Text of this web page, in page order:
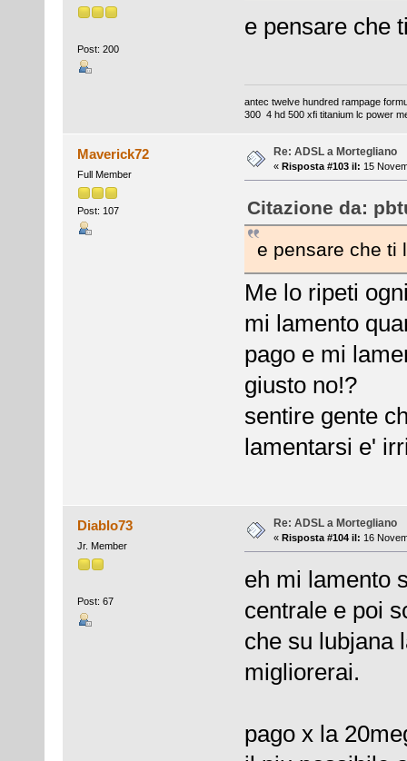
Post: 200
e pensare che
antec twelve hundred rampage
300 4 hd 500 xfi titanium lc power
Maverick72
Full Member
Post: 107
Re: ADSL a Mortegliano
« Risposta #103 il: 15
Citazione da:
e pensare che
Me lo ripeti
mi lamento
pago e mi
giusto no!?
sentire gente
lamentarsi e'
Diablo73
Jr. Member
Post: 67
Re: ADSL a Mortegliano
« Risposta #104 il: 16
eh mi lamento
centrale e poi
che su lubjana
migliorerai.
pago x la